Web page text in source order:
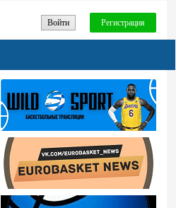
Войти Регистрация